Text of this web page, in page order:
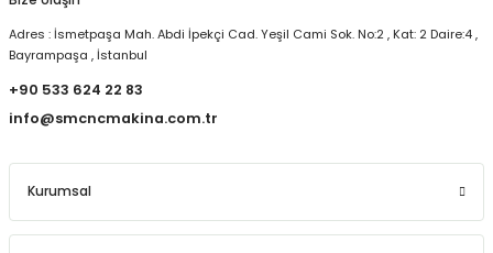
Adres : İsmetpaşa Mah. Abdi İpekçi Cad. Yeşil Cami Sok. No:2 , Kat: 2 Daire:4 ,
Bayrampaşa , İstanbul
+90 533 624 22 83
info@smcncmakina.com.tr
Kurumsal